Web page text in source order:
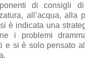
di consigli di
all’acqua, alla
è indicata una
i problemi
e si è solo pensato